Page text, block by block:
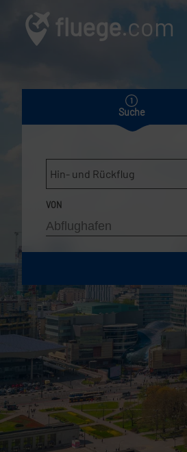
fluege.com
Suche
Hin- und Rückflug
VON